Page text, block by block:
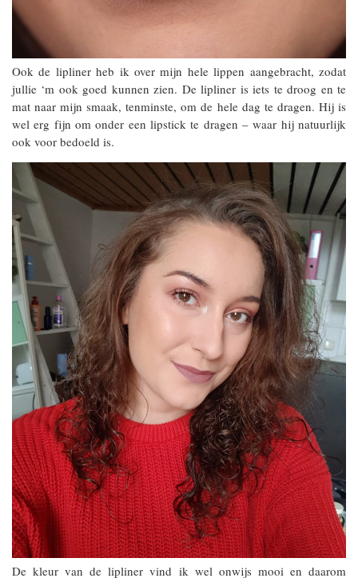
Ook de lipliner heb ik over mijn hele lippen aangebracht, zodat
jullie ‘m ook goed kunnen zien. De lipliner is iets te droog en te
mat naar mijn smaak, tenminste, om de hele dag te dragen. Hij is
wel erg fijn om onder een lipstick te dragen – waar hij natuurlijk
ook voor bedoeld is.
De kleur van de lipliner vind ik wel onwijs mooi en daarom